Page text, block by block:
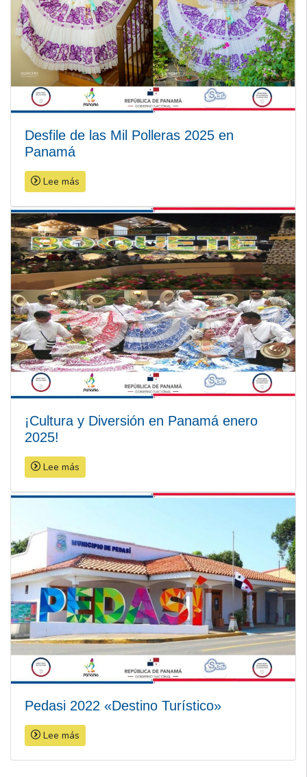
Desfile de las Mil Polleras 2025 en
Panamá
Lee más
¡Cultura y Diversión en Panamá enero
2025!
Lee más
Pedasi 2022 «Destino Turístico»
Lee más